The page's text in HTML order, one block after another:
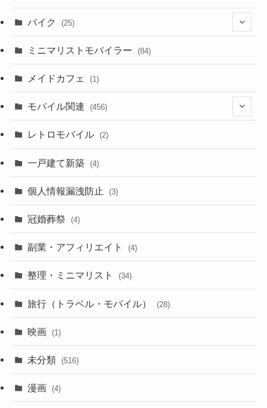
(18)
(2)
(10)
(18)
(19)
(6)
(8)
(9)
バイク (25)
(8)
(23)
ミニマリストモバイラー (84)
メイドカフェ (1)
モバイル関連 (456)
(3)
(3)
(6)
(20)
レトロモバイル (2)
一戸建て新築 (4)
個人情報漏洩防止 (3)
冠婚葬祭 (4)
副業・アフィリエイト (4)
整理・ミニマリスト (34)
旅行（トラベル・モバイル） (28)
映画 (1)
未分類 (516)
漫画 (4)